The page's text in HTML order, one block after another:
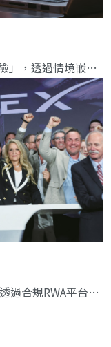
台灣從「純網路保險」進化到「數位保險」，透過情境嵌入自動生效，翻轉傳統人找保險的銷售模式與監理思維。
台灣憑算力供應鏈與46兆回流資本，若透過合規RWA平台進行鏈上融資，有機會將算力代工翻身為金融金流軸心。